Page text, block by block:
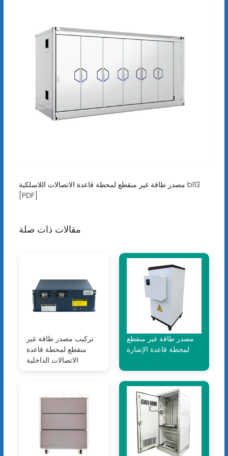
مصدر طاقة غير منقطع لمحطة قاعدة الاتصالات اللاسلكية bl13
[PDF]
مقالات ذات صلة
تركيب مصدر طاقة غير
منقطع لمحطة قاعدة
الاتصالات الداخلية
مصدر طاقة غير منقطع
لمحطة قاعدة الإشارة